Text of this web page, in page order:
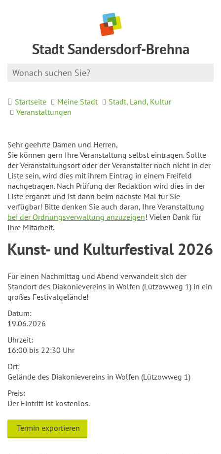
Stadt Sandersdorf-Brehna
Startseite Meine Stadt
Stadt, Land, Kultur
Veranstaltungen
Sehr geehrte Damen und Herren,
Sie können gern Ihre Veranstaltung selbst eintragen. Sollte
der Veranstaltungsort oder der Veranstalter noch nicht in der
Liste sein, wird dies mit ihrem Eintrag in einem Freifeld
nachgetragen. Nach Prüfung der Redaktion wird dies in der
Liste ergänzt und ist dann beim nächste Mal für Sie
verfügbar! Bitte denken Sie auch daran, Ihre Veranstaltung
bei der Ordnungsverwaltung anzuzeigen! Vielen Dank für
Ihre Mitarbeit.
Kunst- und Kulturfestival 2026
Für einen Nachmittag und Abend verwandelt sich der
Standort des Diakonievereins in Wolfen (Lützowweg 1) in ein
großes Festivalgelände!
Datum:
19.06.2026
Uhrzeit:
16:00 bis 22:30 Uhr
Ort:
Gelände des Diakonievereins in Wolfen (Lützowweg 1)
Preis:
Der Eintritt ist kostenlos.
Termin exportieren